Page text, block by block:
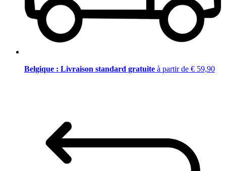
Belgique : Livraison standard gratuite à partir de € 59,90